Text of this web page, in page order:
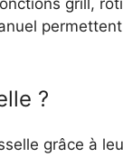
?
grâce à